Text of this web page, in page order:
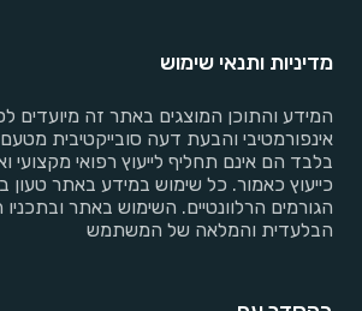
מדיניות ותנאי שימוש
המידע והתוכן המוצגים באתר זה מיועדים
אינפורמטיבי והבעת דעה סובייקטיבית
בלבד הם אינם תחליף לייעוץ רפואי מקצועי
כייעוץ כאמור. כל שימוש במידע באתר טעון
הגורמים הרלוונטיים. השימוש באתר ובתכניו
הבלעדית והמלאה של המשתמש